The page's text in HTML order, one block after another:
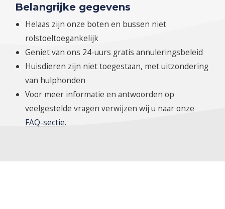
Belangrijke gegevens
Helaas zijn onze boten en bussen niet
rolstoeltoegankelijk
Geniet van ons 24-uurs gratis annuleringsbeleid
Huisdieren zijn niet toegestaan, met uitzondering
van hulphonden
Voor meer informatie en antwoorden op
veelgestelde vragen verwijzen wij u naar onze
FAQ-sectie.